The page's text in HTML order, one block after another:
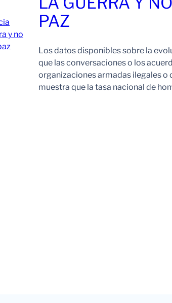
PAZ
Los datos disponibles sobre la
que las conversaciones o los
organizaciones armadas ilegales o
muestra que la tasa nacional de